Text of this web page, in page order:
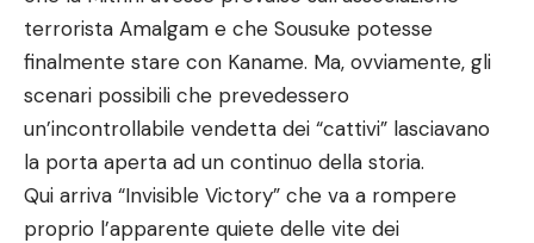
terrorista Amalgam e che Sousuke potesse
finalmente stare con Kaname. Ma, ovviamente, gli
scenari possibili che prevedessero
un’incontrollabile vendetta dei “cattivi” lasciavano
la porta aperta ad un continuo della storia.
Qui arriva “Invisible Victory” che va a rompere
proprio l’apparente quiete delle vite dei